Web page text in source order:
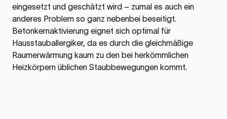
eingesetzt und geschätzt wird – zumal es auch ein
anderes Problem so ganz nebenbei beseitigt.
Betonkernaktivierung eignet sich optimal für
Hausstauballergiker, da es durch die gleichmäßige
Raumerwärmung kaum zu den bei herkömmlichen
Heizkörpern üblichen Staubbewegungen kommt.